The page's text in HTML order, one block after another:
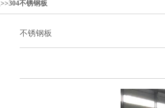
>>304不锈钢板
不锈钢板